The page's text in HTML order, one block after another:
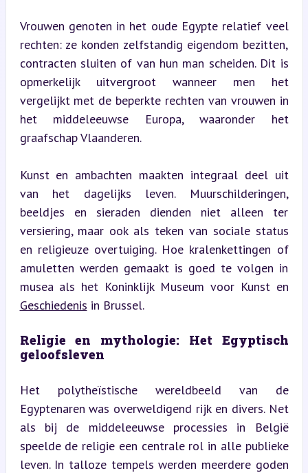
Vrouwen genoten in het oude Egypte relatief veel
rechten: ze konden zelfstandig eigendom bezitten,
contracten sluiten of van hun man scheiden. Dit is
opmerkelijk uitvergroot wanneer men het
vergelijkt met de beperkte rechten van vrouwen in
het middeleeuwse Europa, waaronder het
graafschap Vlaanderen.
Kunst en ambachten maakten integraal deel uit
van het dagelijks leven. Muurschilderingen,
beeldjes en sieraden dienden niet alleen ter
versiering, maar ook als teken van sociale status
en religieuze overtuiging. Hoe kralenkettingen of
amuletten werden gemaakt is goed te volgen in
Geschiedenis in Brussel.
Religie en mythologie: Het Egyptisch
geloofsleven
Het polytheïstische wereldbeeld van de
Egyptenaren was overweldigend rijk en divers. Net
als bij de middeleeuwse processies in België
speelde de religie een centrale rol in alle publieke
leven. In talloze tempels werden meerdere goden